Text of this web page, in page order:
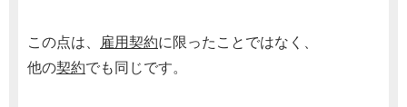
この点は、 雇用契約に限ったことではなく、
他の契約でも同じです。